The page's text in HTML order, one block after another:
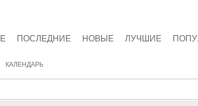
ПОСЛЕДНИЕ НОВЫЕ ЛУЧШИЕ
КАЛЕНДАРЬ